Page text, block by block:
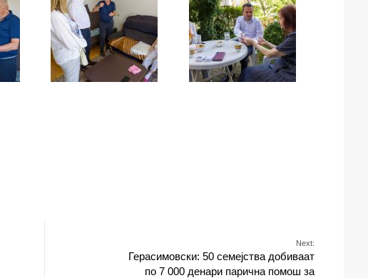
Next:
Герасимовски: 50 семејства добиваат
по 7 000 денари парична помош за